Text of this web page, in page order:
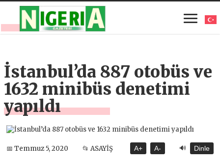
İstanbul’da 887 otobüs ve
1632 minibüs denetimi
yapıldı
📅 Temmuz 5, 2020 📂 ASAYİŞ A+ A- 🔊 Dinle